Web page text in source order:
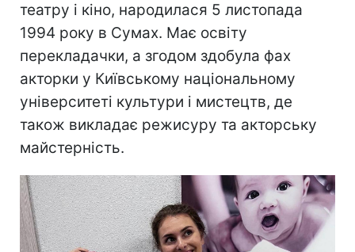
театру і кіно, народилася 5 листопада
1994 року в Сумах. Має освіту
перекладачки, а згодом здобула фах
акторки у Київському національному
університеті культури і мистецтв, де
також викладає режисуру та акторську
майстерність.